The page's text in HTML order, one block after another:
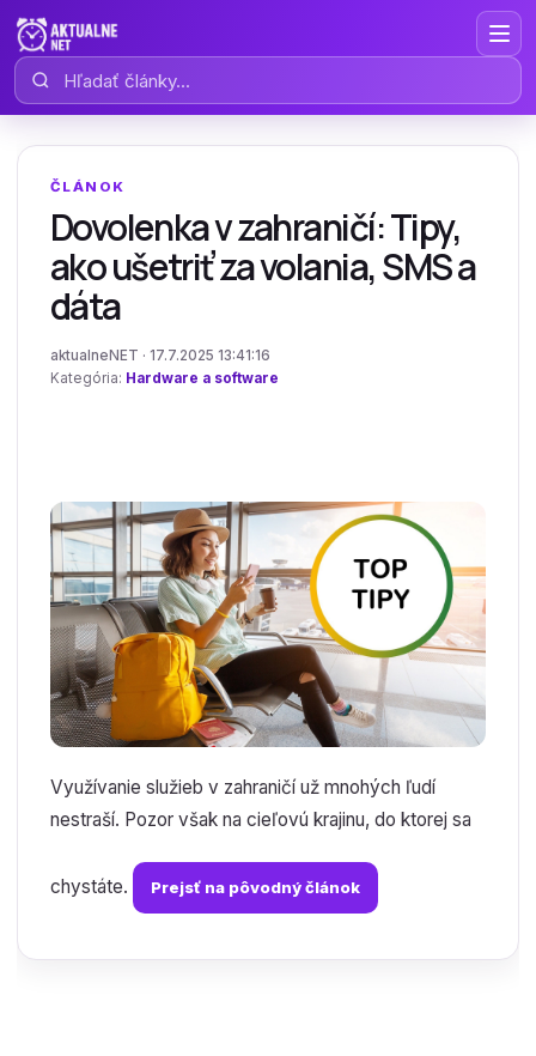
Hľadať články
ČLÁNOK
Dovolenka v zahraničí: Tipy,
ako ušetriť za volania, SMS a
dáta
aktualneNET · 17.7.2025 13:41:16
Kategória: Hardware a software
Využívanie služieb v zahraničí už mnohých ľudí
nestraší. Pozor však na cieľovú krajinu, do ktorej sa
chystáte. Prejsť na pôvodný článok